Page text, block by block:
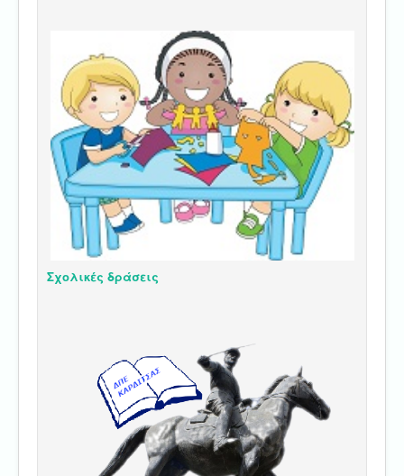
Σχολικές δράσεις